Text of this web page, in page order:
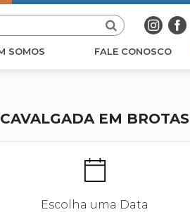
SOMOS FALE CONOSCO
CAVALGADA EM BROTAS
Escolha uma Data